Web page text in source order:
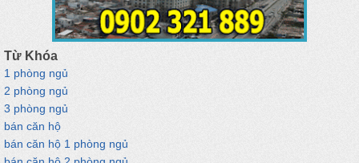
Từ Khóa
1 phòng ngủ
2 phòng ngủ
3 phòng ngủ
bán căn hộ
bán căn hộ 1 phòng ngủ